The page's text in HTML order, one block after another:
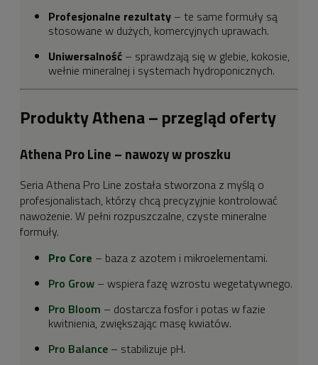
Profesjonalne rezultaty – te same formuły są
stosowane w dużych, komercyjnych uprawach.
Uniwersalność – sprawdzają się w glebie, kokosie,
wełnie mineralnej i systemach hydroponicznych.
Produkty Athena – przegląd oferty
Athena Pro Line – nawozy w proszku
Seria Athena Pro Line została stworzona z myślą o
profesjonalistach, którzy chcą precyzyjnie kontrolować
nawożenie. W pełni rozpuszczalne, czyste mineralne
formuły.
Pro Core – baza z azotem i mikroelementami.
Pro Grow – wspiera fazę wzrostu wegetatywnego.
Pro Bloom – dostarcza fosfor i potas w fazie
kwitnienia, zwiększając masę kwiatów.
Pro Balance – stabilizuje pH.